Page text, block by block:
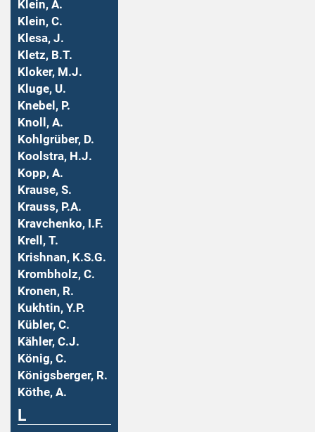
Klein, A.
Klein, C.
Klesa, J.
Kletz, B.T.
Kloker, M.J.
Kluge, U.
Knebel, P.
Knoll, A.
Kohlgrüber, D.
Koolstra, H.J.
Kopp, A.
Krause, S.
Krauss, P.A.
Kravchenko, I.F.
Krell, T.
Krishnan, K.S.G.
Krombholz, C.
Kronen, R.
Kukhtin, Y.P.
Kübler, C.
Kähler, C.J.
König, C.
Königsberger, R.
Köthe, A.
L